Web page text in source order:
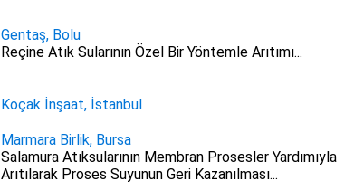
Gentaş, Bolu
Reçine Atık Sularının Özel Bir Yöntemle Arıtımı...
Koçak İnşaat, İstanbul
Marmara Birlik, Bursa
Salamura Atıksularının Membran Prosesler Yardımıyla
Arıtılarak Proses Suyunun Geri Kazanılması...